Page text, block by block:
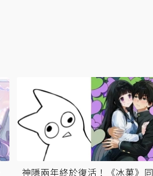
神隱兩年終於復活！《冰菓》同